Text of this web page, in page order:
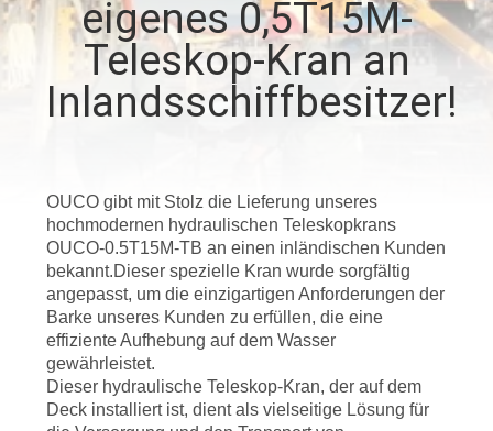
UNS
WERKSBESICHTIGUNG
NEUIGKEITEN
RECHTSSACHEN
CONTACT
eigenes 0,5T15M-
Teleskop-Kran an
Inlandsschiffbesitzer!
OUCO gibt mit Stolz die Lieferung unseres
hochmodernen hydraulischen Teleskopkrans
OUCO-0.5T15M-TB an einen inländischen Kunden
bekannt.Dieser spezielle Kran wurde sorgfältig
angepasst, um die einzigartigen Anforderungen der
Barke unseres Kunden zu erfüllen, die eine
effiziente Aufhebung auf dem Wasser
gewährleistet.
Dieser hydraulische Teleskop-Kran, der auf dem
Deck installiert ist, dient als vielseitige Lösung für